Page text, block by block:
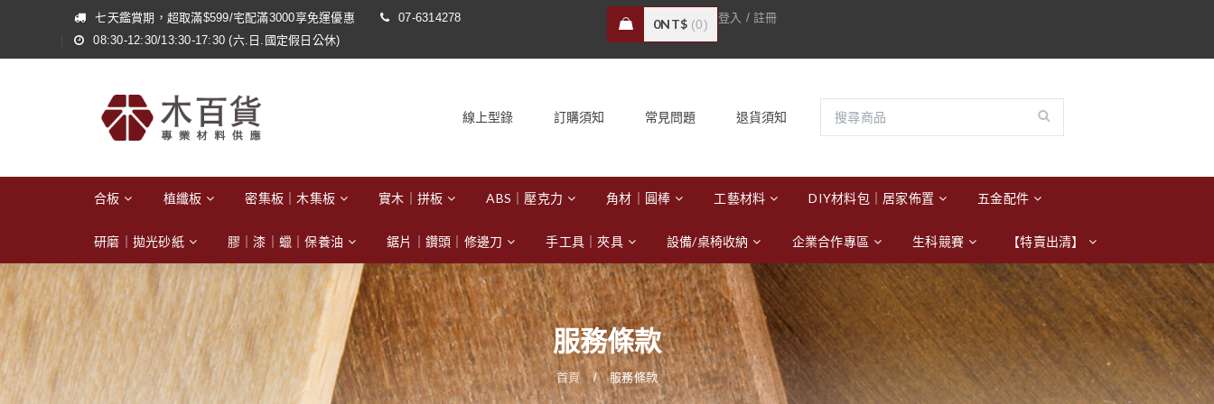
七天鑑賞期，超取滿$599/宅配滿3000享免運優惠
07-6314278
08:30-12:30/13:30-17:30 (六.日.國定假日公休)
0NT$ 0 登入 / 註冊
線上型錄 訂購須知 常見問題 退貨須知
合板 植纖板 密集板｜木集板 實木｜拼板 ABS｜壓克力 角材｜圓棒 工藝材料 DIY材料包｜居家佈置 五金配件
研磨｜拋光砂紙 膠｜漆｜蠟｜保養油 鋸片｜鑽頭｜修邊刀 手工具｜夾具 設備/桌椅收納 企業合作專區 生科競賽 【特賣出清】
服務條款
首頁 / 服務條款